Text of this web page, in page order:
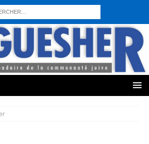
seks hattı numara istanbul escort bayanlar
seks hattı numaralar"
sex hattı telefonda seks numara sıcak sex
canlı sohbet hatları sohbet numaraları
ucuz